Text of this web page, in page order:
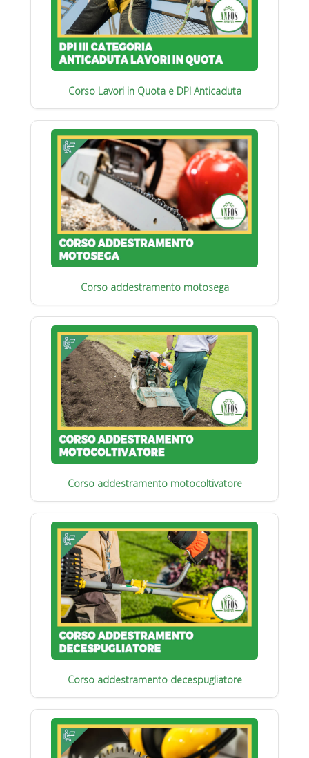
Corso Lavori in Quota e DPI Anticaduta
Corso addestramento motosega
Corso addestramento motocoltivatore
Corso addestramento decespugliatore